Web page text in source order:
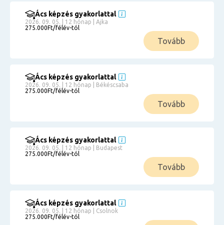
Ács képzés gyakorlattal
2026. 09. 05. | 12 hónap | Ajka
275.000Ft/félév-tól
Tovább
Ács képzés gyakorlattal
2026. 09. 05. | 12 hónap | Békéscsaba
275.000Ft/félév-tól
Tovább
Ács képzés gyakorlattal
2026. 09. 05. | 12 hónap | Budapest
275.000Ft/félév-tól
Tovább
Ács képzés gyakorlattal
2026. 09. 05. | 12 hónap | Csolnok
275.000Ft/félév-tól